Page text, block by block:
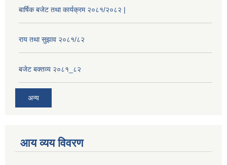
बार्षिक बजेट तथा कार्यक्रम २०८१/२०८२ |
राय तथा सुझाव २०८१/८२
बजेट बक्तव्य २०८१_८२
अन्य
आय व्यय विवरण